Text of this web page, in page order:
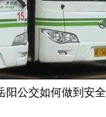
阳公交如何做到安